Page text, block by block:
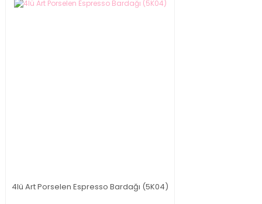
4lü Art Porselen Espresso Bardağı (5K04)